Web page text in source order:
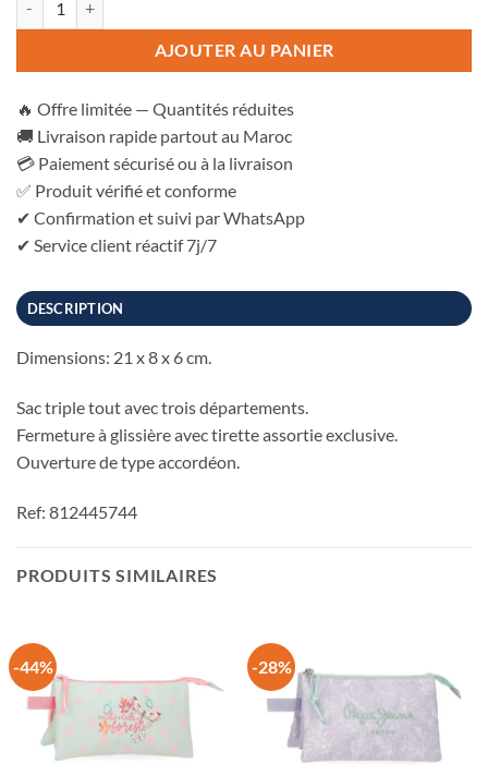
AJOUTER AU PANIER
🔥 Offre limitée — Quantités réduites
🚚 Livraison rapide partout au Maroc
💳 Paiement sécurisé ou à la livraison
✅ Produit vérifié et conforme
✔ Confirmation et suivi par WhatsApp
✔ Service client réactif 7j/7
DESCRIPTION
Dimensions: 21 x 8 x 6 cm.
Sac triple tout avec trois départements.
Fermeture à glissière avec tirette assortie exclusive.
Ouverture de type accordéon.
Ref: 812445744
PRODUITS SIMILAIRES
-44% -28%